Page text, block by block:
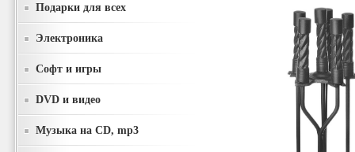
Подарки для всех
Электроника
Софт и игры
DVD и видео
Музыка на CD, mp3